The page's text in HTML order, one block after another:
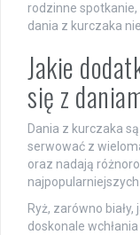
rodzinne
dania z kurczaka
Jakie
się z
Dania z kurczaka
serwować z
oraz nadają
Ryż, zarówno
doskonale